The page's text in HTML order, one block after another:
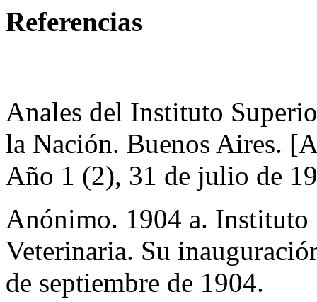
Referencias
Anales del Instituto
la Nación. Buenos Aires.
Año 1 (2), 31 de julio de
Anónimo. 1904 a.
Veterinaria. Su
de septiembre de 1904.